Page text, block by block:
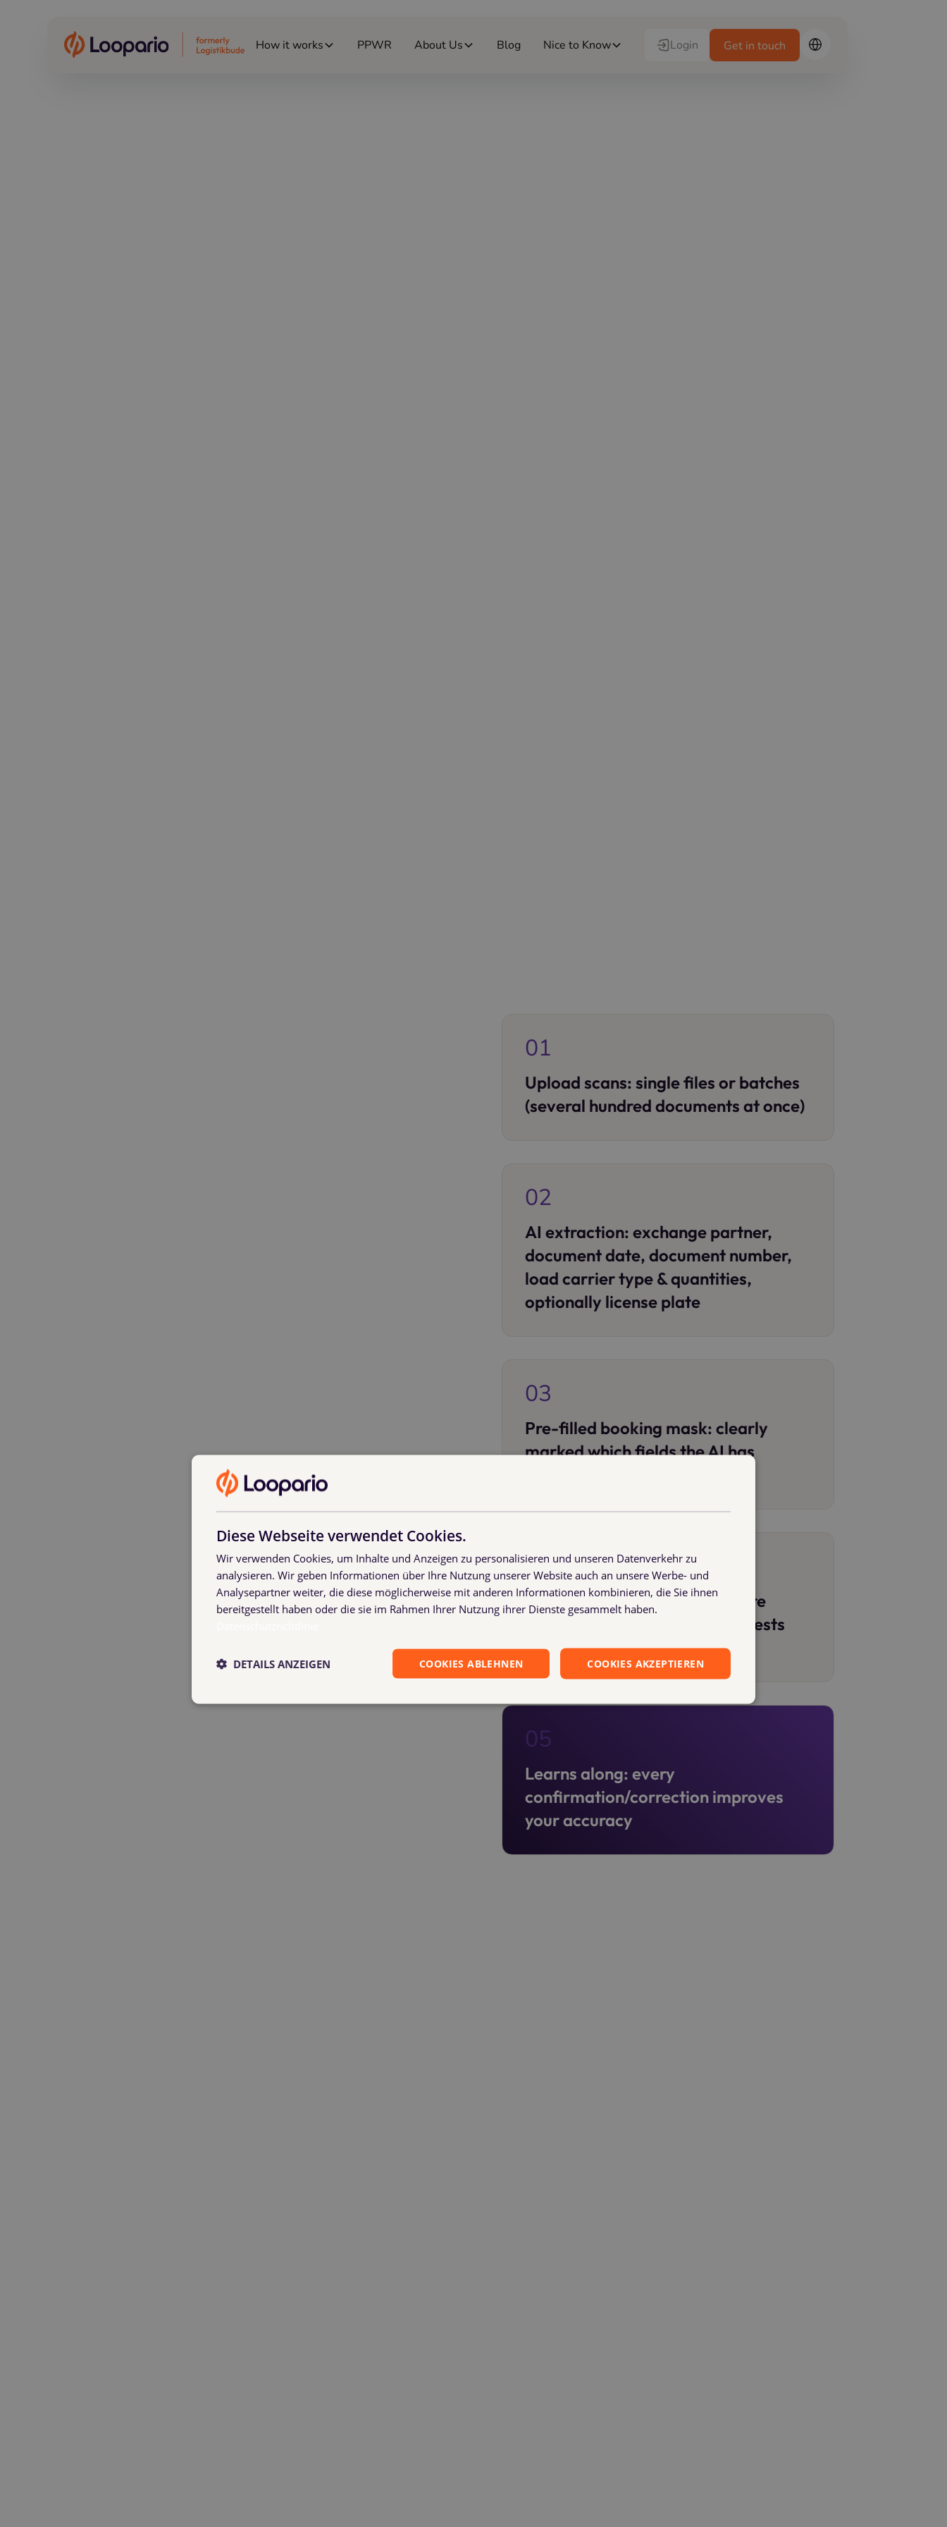
How it works PPWR About Us Blog Nice to Know Login Get in touch
01
Upload scans: single files or batches
(several hundred documents at once)
02
AI extraction: exchange partner,
document date, document number,
load carrier type & quantities,
optionally license plate
03
Pre-filled booking mask: clearly
marked which fields the AI has
04
Review & 1-click booking: where
uncertainty exists, the AI suggests
candidates
05
Learns along: every
confirmation/correction improves
your accuracy
Diese Webseite verwendet Cookies.
Wir verwenden Cookies, um Inhalte und Anzeigen zu personalisieren und unseren Datenverkehr zu
analysieren. Wir geben Informationen über Ihre Nutzung unserer Website auch an unsere Werbe- und
Analysepartner weiter, die diese möglicherweise mit anderen Informationen kombinieren, die Sie ihnen
bereitgestellt haben oder die sie im Rahmen Ihrer Nutzung ihrer Dienste gesammelt haben.
COOKIES AKZEPTIEREN
COOKIES ABLEHNEN
DETAILS ANZEIGEN